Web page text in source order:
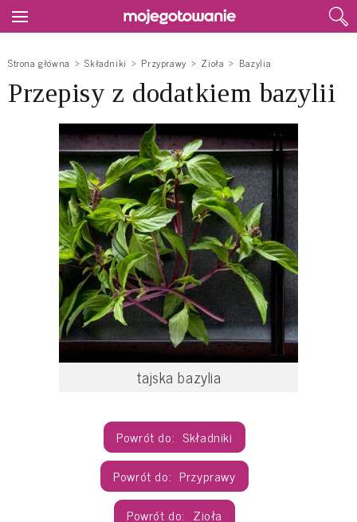
Strona główna Składniki Przyprawy Zioła Bazylia
Przepisy z dodatkiem bazylii
tajska bazylia
Składniki
Przyprawy
Zioła